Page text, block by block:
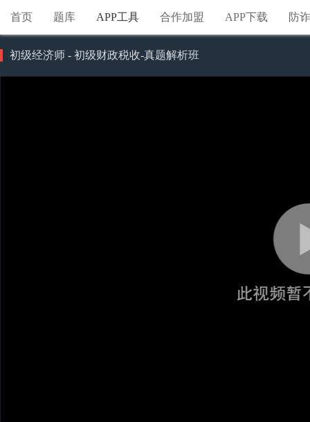
首页 题库 APP工具 合作加盟 APP下载 防
初级经济师 - 初级财政税收-真题解析班